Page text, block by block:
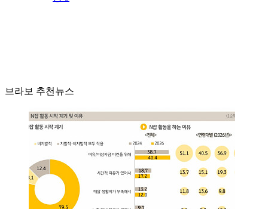
브라보 추천뉴스